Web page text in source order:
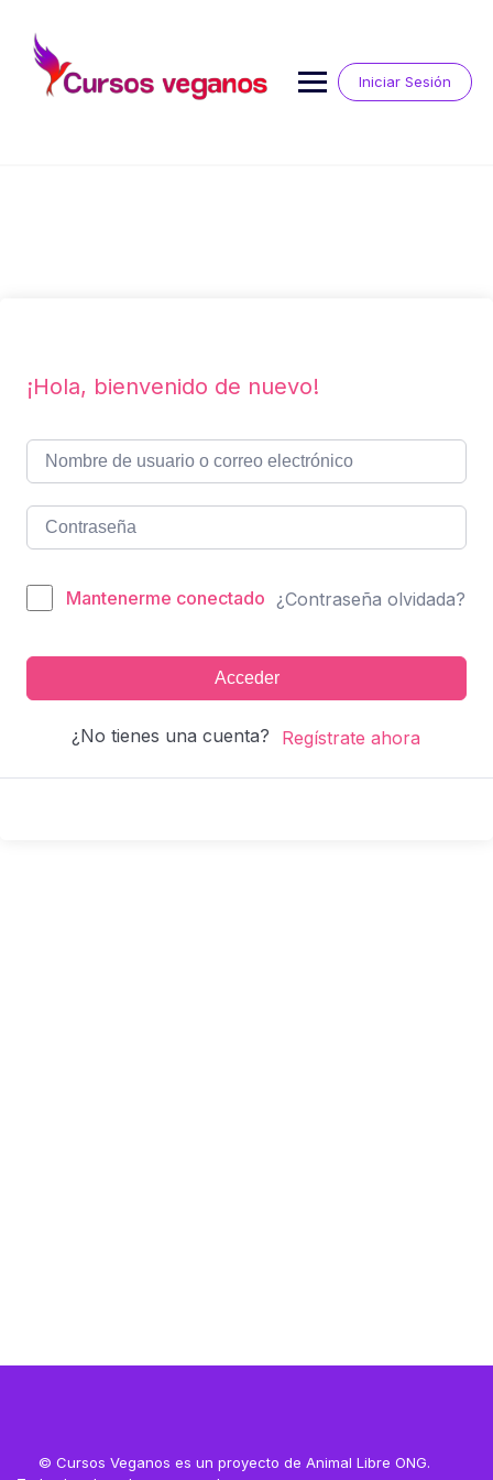
contenido
Iniciar Sesión
¡Hola, bienvenido de nuevo!
Mantenerme conectado ¿Contraseña olvidada?
Acceder
¿No tienes una cuenta? Regístrate ahora
© Cursos Veganos es un proyecto de Animal Libre ONG.